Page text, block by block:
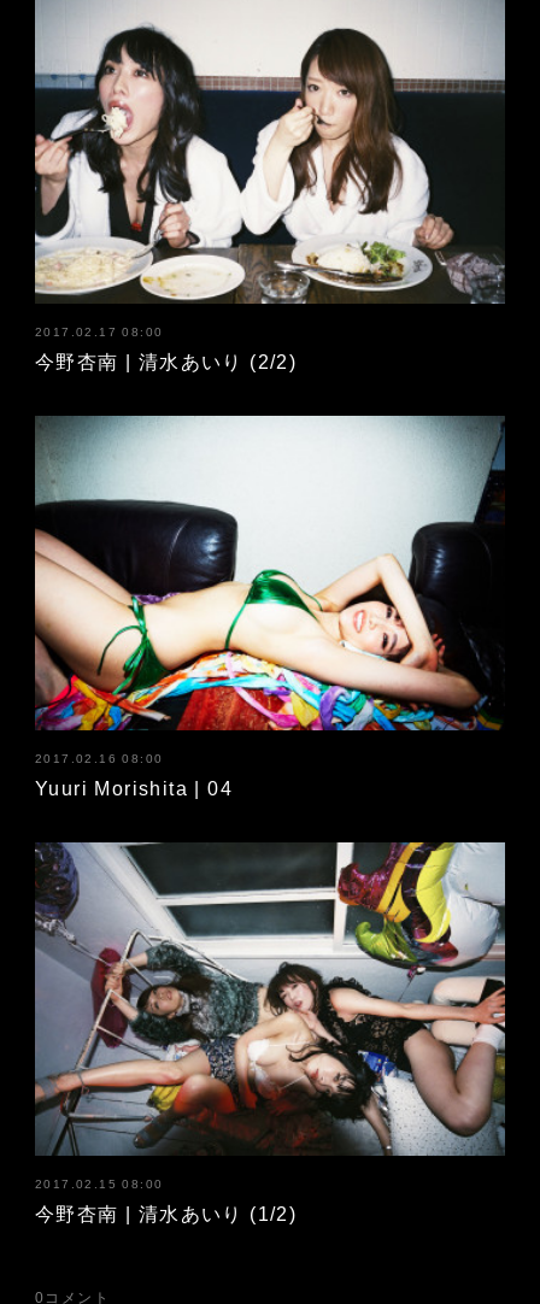
2017.02.17 08:00
今野杏南 | 清水あいり (2/2)
2017.02.16 08:00
Yuuri Morishita | 04
2017.02.15 08:00
今野杏南 | 清水あいり (1/2)
0 コメント